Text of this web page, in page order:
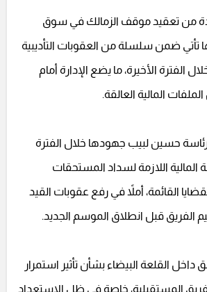
من تعقيد موقف الزمالك في سوق
تأتي ضمن سلسلة من العقوبات التأديبية
الفترة الأخيرة، ما يضع الإدارة أمام
المالية العالقة.
برئاسة حسين لبيب جهودها خلال الفترة
المالية اللازمة لسداد المستحقات
القائمة، أملاً في رفع عقوبات القيد
الفريق قبل انطلاق الموسم الجديد.
القلعة البيضاء بشأن تأثير استمرار
المستقبلية، خاصة في ظل الاستعداد